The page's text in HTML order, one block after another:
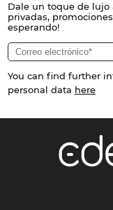
Dale un toque de lujo
privadas,
esperando!
You can find further
personal data here